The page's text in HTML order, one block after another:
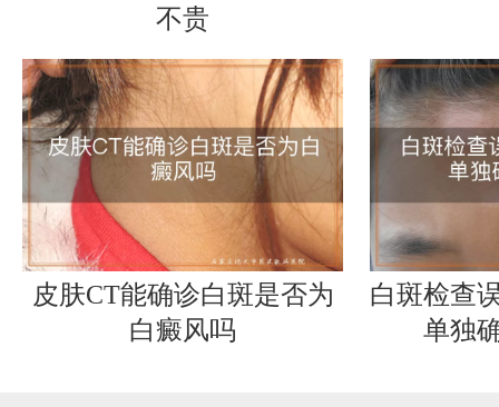
不贵
皮肤CT能确诊白斑是否为
白癜风吗
白斑检查
单独